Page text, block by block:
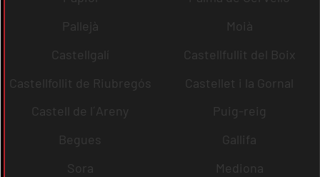
Pallejà
Moià
Castellgalí
Castellfullit del Boix
Castellfollit de Riubregós
Castellet i la Gornal
Castell de l´Areny
Puig-reig
Begues
Gallifa
Sora
Mediona